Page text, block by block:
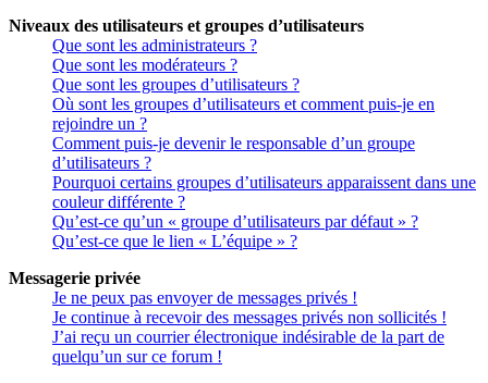
Niveaux des utilisateurs et groupes d’utilisateurs
Que sont les administrateurs ?
Que sont les modérateurs ?
Que sont les groupes d’utilisateurs ?
Où sont les groupes d’utilisateurs et comment puis-je en
rejoindre un ?
Comment puis-je devenir le responsable d’un groupe
d’utilisateurs ?
Pourquoi certains groupes d’utilisateurs apparaissent dans une
couleur différente ?
Qu’est-ce qu’un « groupe d’utilisateurs par défaut » ?
Qu’est-ce que le lien « L’équipe » ?
Messagerie privée
Je ne peux pas envoyer de messages privés !
Je continue à recevoir des messages privés non sollicités !
J’ai reçu un courrier électronique indésirable de la part de
quelqu’un sur ce forum !